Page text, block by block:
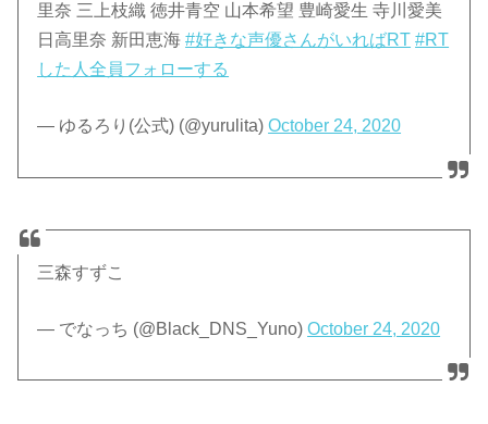
里奈 三上枝織 徳井青空 山本希望 豊崎愛生 寺川愛美
日高里奈 新田恵海#好きな声優さんがいればRT #RT
した人全員フォローする
— ゆるろり(公式) (@yurulita)October 24, 2020
三森すずこ
— でなっち (@Black_DNS_Yuno)October 24, 2020